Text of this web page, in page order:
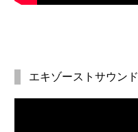
エキゾーストサウンド